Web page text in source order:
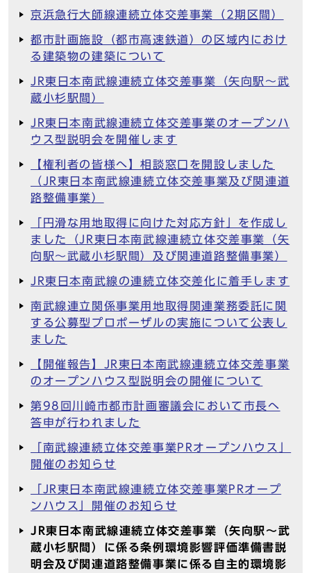
京浜急行大師線連続立体交差事業（2期区間）
都市計画施設（都市高速鉄道）の区域内におけ
る建築物の建築について
JR東日本南武線連続立体交差事業（矢向駅～武
蔵小杉駅間）
JR東日本南武線連続立体交差事業のオープンハ
ウス型説明会を開催します
【権利者の皆様へ】相談窓口を開設しました
（JR東日本南武線連続立体交差事業及び関連道
路整備事業）
「円滑な用地取得に向けた対応方針」を作成し
ました（JR東日本南武線連続立体交差事業（矢
向駅～武蔵小杉駅間）及び関連道路整備事業）
JR東日本南武線の連続立体交差化に着手します
南武線連立関係事業用地取得関連業務委託に関
する公募型プロポーザルの実施について公表し
ました
【開催報告】JR東日本南武線連続立体交差事業
のオープンハウス型説明会の開催について
第98回川崎市都市計画審議会において市長へ
答申が行われました
「南武線連続立体交差事業PRオープンハウス」
開催のお知らせ
「JR東日本南武線連続立体交差事業PRオープ
ンハウス」開催のお知らせ
JR東日本南武線連続立体交差事業（矢向駅～武
蔵小杉駅間）に係る条例環境影響評価準備書説
明会及び関連道路整備事業に係る自主的環境影